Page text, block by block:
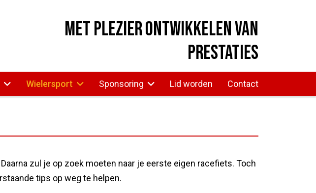
Met plezier ontwikkelen van
prestaties
Wielersport Sponsoring Lid worden Contact
zul je op zoek moeten naar je eerste eigen racefiets. Toch
tips op weg te helpen.